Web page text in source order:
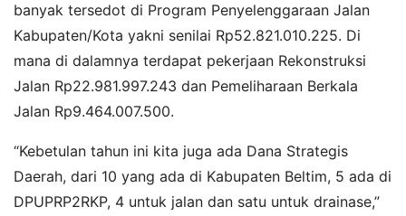
banyak tersedot di Program Penyelenggaraan Jalan
Kabupaten/Kota yakni senilai Rp52.821.010.225. Di
mana di dalamnya terdapat pekerjaan Rekonstruksi
Jalan Rp22.981.997.243 dan Pemeliharaan Berkala
Jalan Rp9.464.007.500.
“Kebetulan tahun ini kita juga ada Dana Strategis
Daerah, dari 10 yang ada di Kabupaten Beltim, 5 ada di
DPUPRP2RKP, 4 untuk jalan dan satu untuk drainase,”